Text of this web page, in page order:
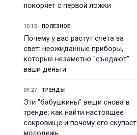
покоряет с первой ложки
10:15 ПОЛЕЗНОЕ
Почему у вас растут счета за
свет: неожиданные приборы,
которые незаметно "съедают"
ваши деньги
09:27 ТРЕНДЫ
Эти "бабушкины" вещи снова в
тренде: как найти настоящее
сокровище и почему его скупает
молодежь